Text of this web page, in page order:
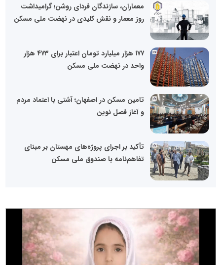
معماران، سازندگان فردای روشن؛ گرامیداشت
روز معمار و نقش کلیدی در نهضت ملی مسکن
۱۷۷ هزار میلیارد تومان اعتبار برای ۴۷۳ هزار
واحد در نهضت ملی مسکن
تامین مسکن در اصفهان؛ آشتی با اعتماد مردم
و آغاز فصل نوین
تأکید بر اجرای پروژه‌های مهستان بر مبنای
تفاهم‌نامه با صندوق ملی مسکن